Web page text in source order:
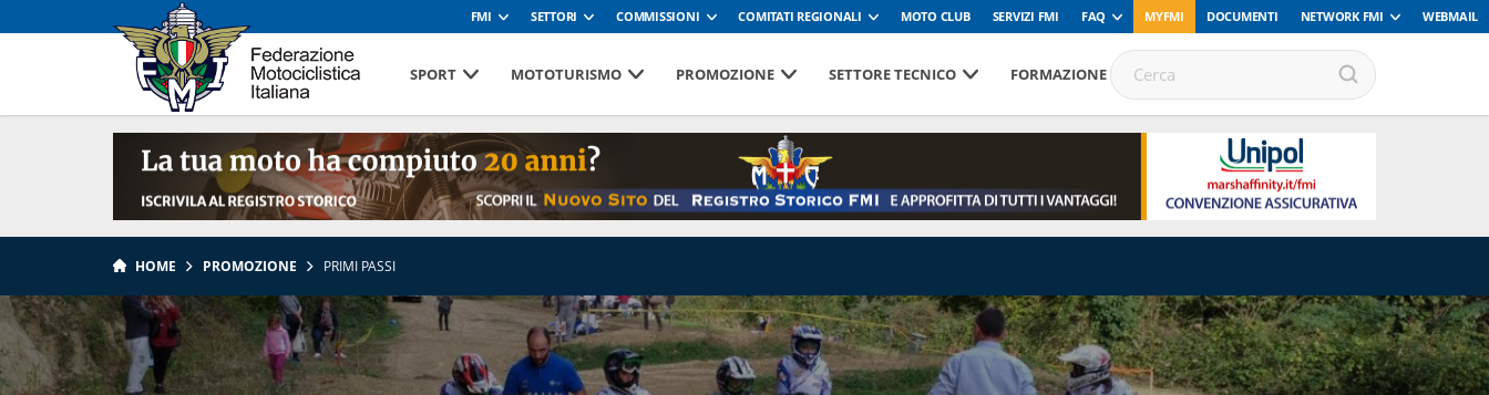
FMI SETTORI COMMISSIONI COMITATI REGIONALI MOTO CLUB SERVIZI FMI FAQ MYFMI DOCUMENTI NETWORK FMI WEBMAIL
SPORT MOTOTURISMO PROMOZIONE SETTORE TECNICO FORMAZIONE
HOME PROMOZIONE PRIMI PASSI